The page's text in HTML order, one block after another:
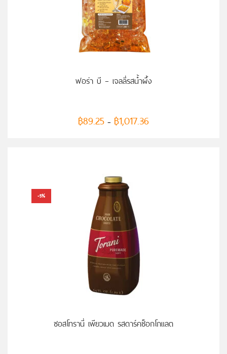
ฟอร่า บี – เจลลี่รสน้ำผึ้ง
฿89.25 – ฿1,017.36
-5%
ซอสโทรานี่ เพียวเมด รสดาร์คช็อกโกแลต